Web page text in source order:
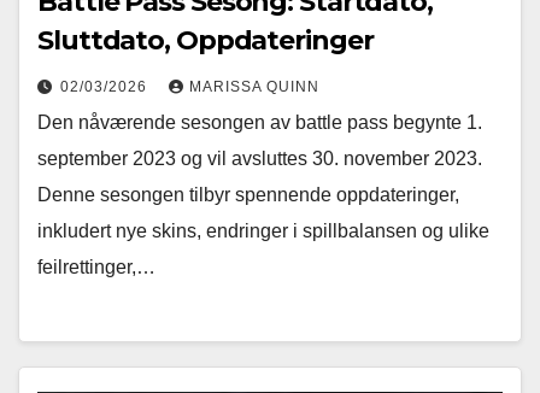
Sluttdato, Oppdateringer
02/03/2026 MARISSA QUINN
Den nåværende sesongen av battle pass begynte 1.
september 2023 og vil avsluttes 30. november 2023.
Denne sesongen tilbyr spennende oppdateringer,
inkludert nye skins, endringer i spillbalansen og ulike
feilrettinger,…